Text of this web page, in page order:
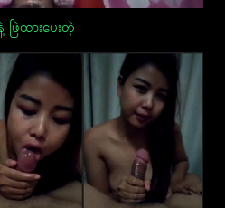
ြဲထားပေးတဲ့